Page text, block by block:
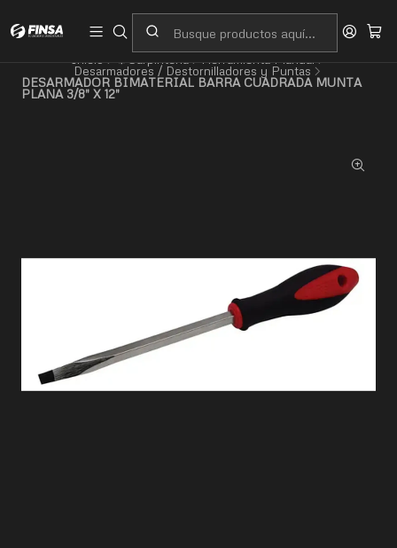
Desarmadores / Destornilladores y Puntas
DESARMADOR BIMATERIAL BARRA CUADRADA MUNTA
PLANA 3/8" X 12"